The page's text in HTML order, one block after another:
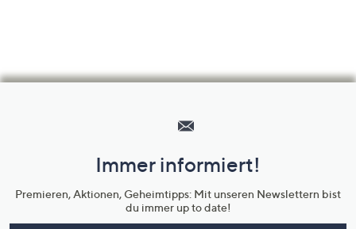
Unternehmensinformationen
Immer informiert!
Premieren, Aktionen, Geheimtipps: Mit unseren Newslettern bist
du immer up to date!